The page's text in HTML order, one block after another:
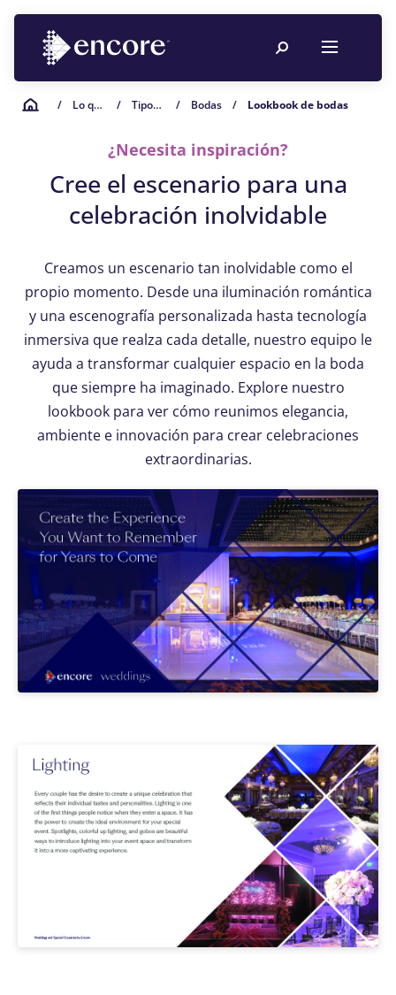
/ Lo que hacemos / Tipos de eventos / Bodas / Lookbook de bodas
¿Necesita inspiración?
Cree el escenario para una
celebración inolvidable
Creamos un escenario tan inolvidable como el
propio momento. Desde una iluminación romántica
y una escenografía personalizada hasta tecnología
inmersiva que realza cada detalle, nuestro equipo le
ayuda a transformar cualquier espacio en la boda
que siempre ha imaginado. Explore nuestro
lookbook para ver cómo reunimos elegancia,
ambiente e innovación para crear celebraciones
extraordinarias.